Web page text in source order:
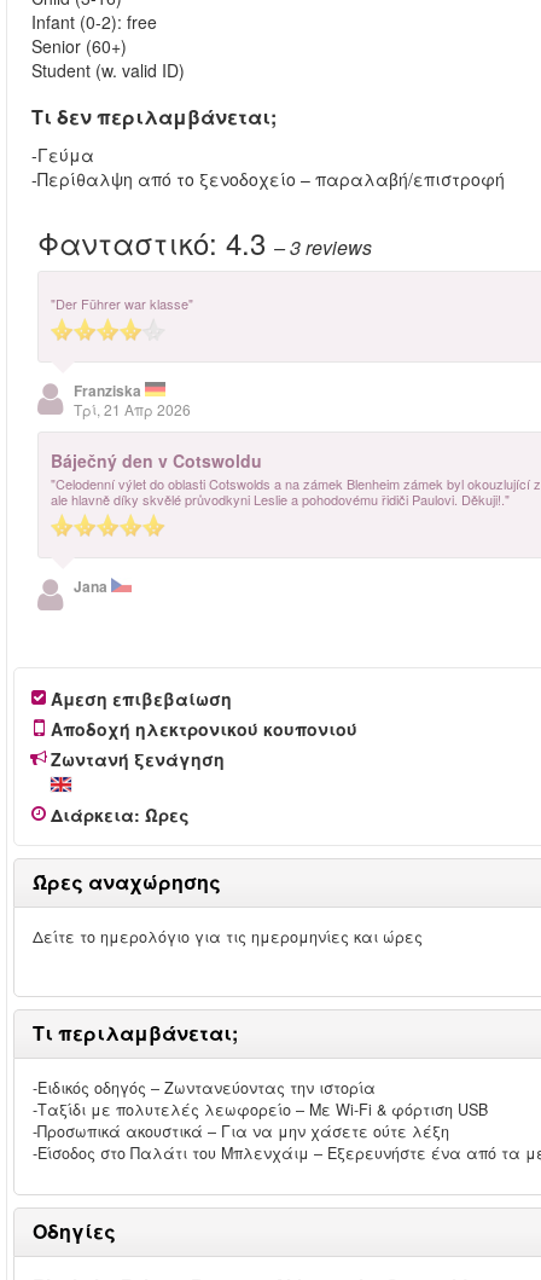
Infant (0-2): free
Senior (60+)
Student (w. valid ID)
Τι δεν περιλαμβάνεται;
-Γεύμα
-Περίθαλψη από το ξενοδοχείο – παραλαβή/επιστροφή
Φανταστικό: 4.3 – 3reviews
"Der Führer war klasse"
Franziska
Τρί, 21 Απρ 2026
Báječný den v Cotswoldu
"Celodenní výlet do oblasti Cotswolds a na zámek Blenheim zámek byl
ale hlavně díky skvělé průvodkyni Leslie a pohodovému řidiči Paulovi. Děkuji!."
Jana
Άμεση επιβεβαίωση
Αποδοχή ηλεκτρονικού κουπονιού
Ζωντανή ξενάγηση
Διάρκεια: Ώρες
Ώρες αναχώρησης
Δείτε το ημερολόγιο για τις ημερομηνίες και ώρες
Τι περιλαμβάνεται;
-Ειδικός οδηγός – Ζωντανεύοντας την ιστορία
-Ταξίδι με πολυτελές λεωφορείο – Με Wi-Fi & φόρτιση USB
-Προσωπικά ακουστικά – Για να μην χάσετε ούτε λέξη
-Είσοδος στο Παλάτι του Μπλενχάιμ – Εξερευνήστε ένα από τα
Οδηγίες